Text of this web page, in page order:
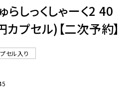
7659
らしっくしゃーく2 40
プセル)【二次予約】
セル入り